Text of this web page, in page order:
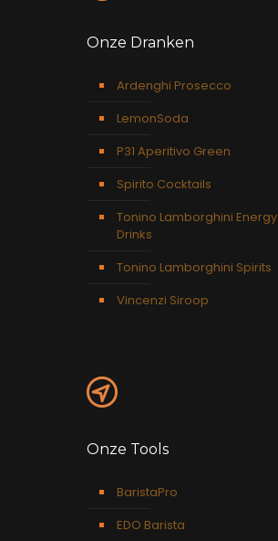
Onze Dranken
Ardenghi Prosecco
LemonSoda
P31 Aperitivo Green
Spirito Cocktails
Tonino Lamborghini Energy
Drinks
Tonino Lamborghini Spirits
Vincenzi Siroop
Onze Tools
BaristaPro
EDO Barista